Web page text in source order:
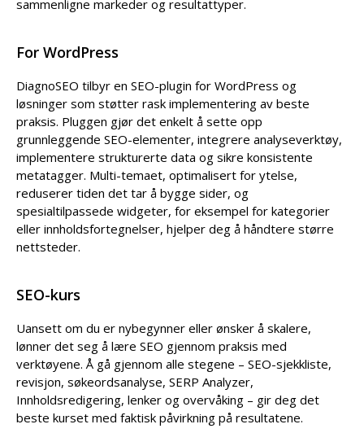
sammenligne markeder og resultattyper.
For WordPress
DiagnoSEO tilbyr en SEO-plugin for WordPress og
løsninger som støtter rask implementering av beste
praksis. Pluggen gjør det enkelt å sette opp
grunnleggende SEO-elementer, integrere analyseverktøy,
implementere strukturerte data og sikre konsistente
metatagger. Multi-temaet, optimalisert for ytelse,
reduserer tiden det tar å bygge sider, og
spesialtilpassede widgeter, for eksempel for kategorier
eller innholdsfortegnelser, hjelper deg å håndtere større
nettsteder.
SEO-kurs
Uansett om du er nybegynner eller ønsker å skalere,
lønner det seg å lære SEO gjennom praksis med
verktøyene. Å gå gjennom alle stegene – SEO-sjekkliste,
revisjon, søkeordsanalyse, SERP Analyzer,
Innholdsredigering, lenker og overvåking – gir deg det
beste kurset med faktisk påvirkning på resultatene.